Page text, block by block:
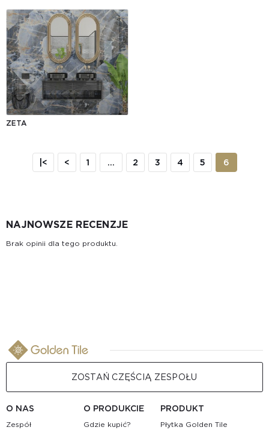
ZETA
|< < 1 ... 2 3 4 5 6
NAJNOWSZE RECENZJE
Brak opinii dla tego produktu.
ZOSTAŃ CZĘŚCIĄ ZESPOŁU
O NAS
Zespół
O PRODUKCIE
Gdzie kupić?
PRODUKT
Płytka Golden Tile